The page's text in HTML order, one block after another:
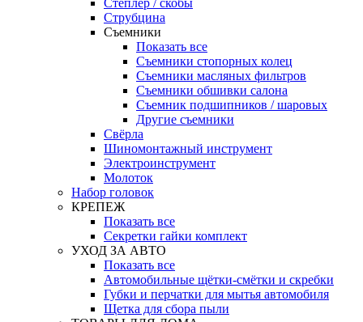
Степлер / скобы
Струбцина
Съемники
Показать все
Съемники стопорных колец
Съемники масляных фильтров
Съемники обшивки салона
Съемник подшипников / шаровых
Другие съемники
Свёрла
Шиномонтажный инструмент
Электроинструмент
Молоток
Набор головок
КРЕПЕЖ
Показать все
Секретки гайки комплект
УХОД ЗА АВТО
Показать все
Автомобильные щётки-смётки и скребки
Губки и перчатки для мытья автомобиля
Щетка для сбора пыли